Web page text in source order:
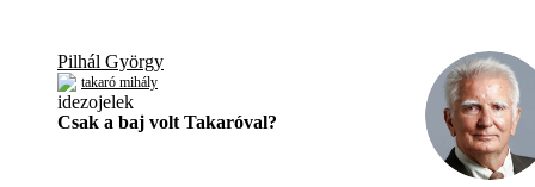
Pilhál György
takaró mihály
Csak a baj volt Takaróval?